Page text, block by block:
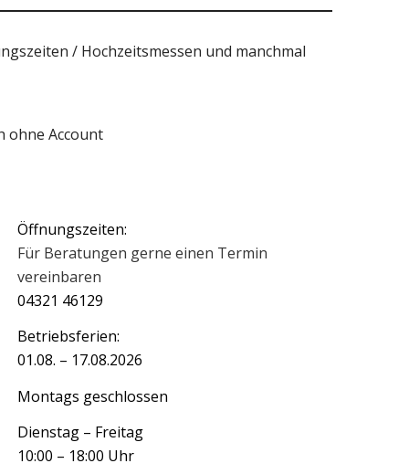
/ Hochzeitsmessen und manchmal
Account
Öffnungszeiten:
Für Beratungen gerne einen Termin
vereinbaren
04321 46129
Betriebsferien:
01.08. – 17.08.2026
Montags geschlossen
Dienstag – Freitag
10:00 – 18:00 Uhr